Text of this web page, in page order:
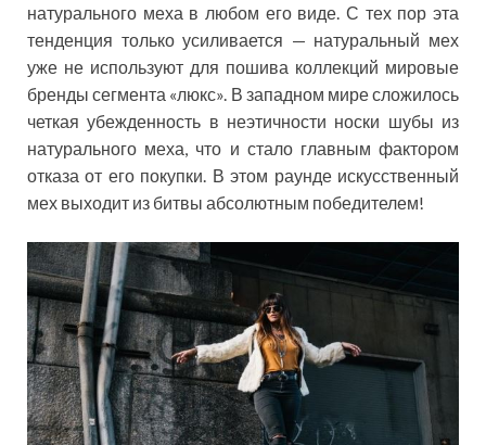
натурального меха в любом его виде. С тех пор эта
тенденция только усиливается — натуральный мех
уже не используют для пошива коллекций мировые
бренды сегмента «люкс». В западном мире сложилось
четкая убежденность в неэтичности носки шубы из
натурального меха, что и стало главным фактором
отказа от его покупки. В этом раунде искусственный
мех выходит из битвы абсолютным победителем!